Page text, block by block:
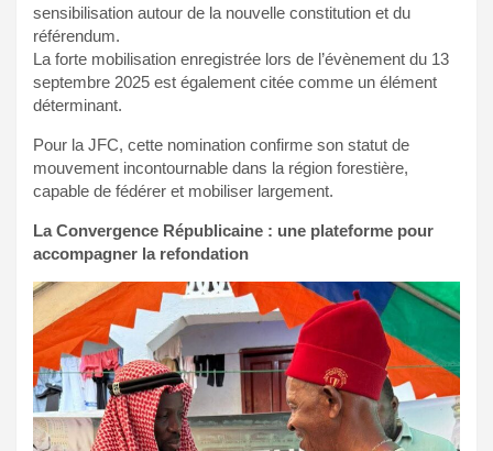
sensibilisation autour de la nouvelle constitution et du
référendum.
La forte mobilisation enregistrée lors de l’évènement du 13
septembre 2025 est également citée comme un élément
déterminant.
Pour la JFC, cette nomination confirme son statut de
mouvement incontournable dans la région forestière,
capable de fédérer et mobiliser largement.
La Convergence Républicaine : une plateforme pour
accompagner la refondation